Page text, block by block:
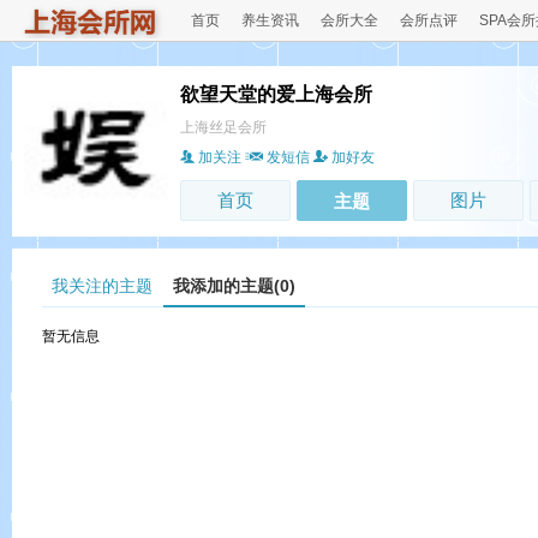
首页 养生资讯 会所大全 会所点评 SPA会
欲望天堂的爱上海会所
上海丝足会所
加关注
发短信 加好友
首页 主题 图片
我关注的主题 我添加的主题(0)
暂无信息